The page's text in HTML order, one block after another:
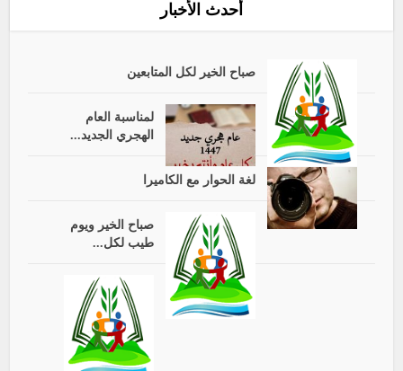
أحدث الأخبار
صباح الخير لكل المتابعين
لمناسبة العام
الهجري الجديد...
لغة الحوار مع الكاميرا
صباح الخير ويوم
طيب لكل...